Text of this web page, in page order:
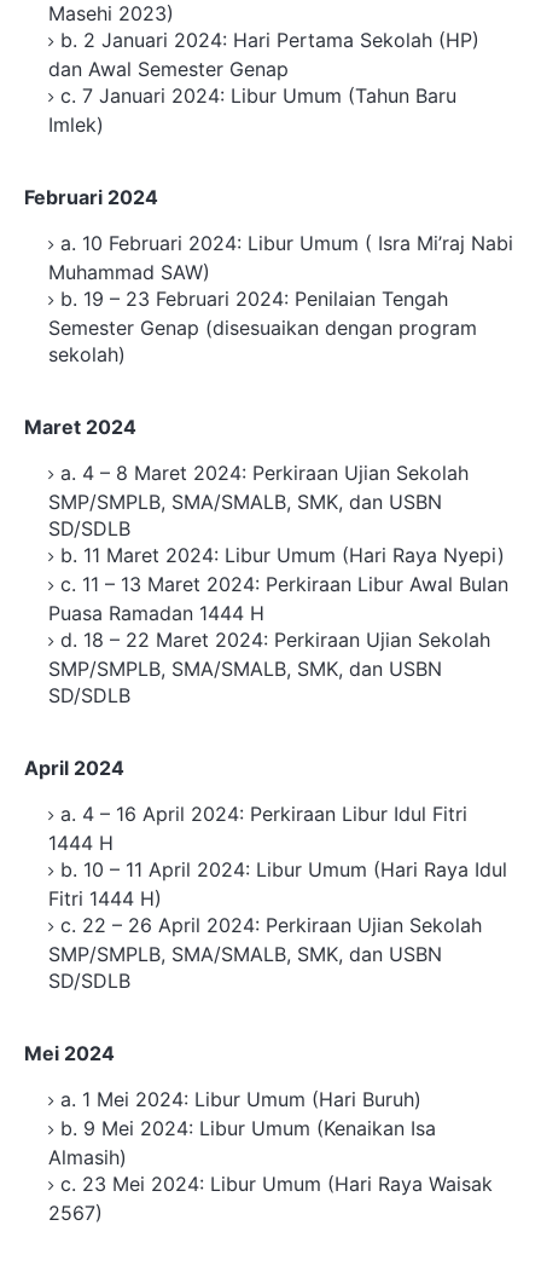
Masehi 2023)
b. 2 Januari 2024: Hari Pertama Sekolah (HP)
dan Awal Semester Genap
c. 7 Januari 2024: Libur Umum (Tahun Baru
Imlek)
Februari 2024
a. 10 Februari 2024: Libur Umum ( Isra Mi’raj Nabi
Muhammad SAW)
b. 19 – 23 Februari 2024: Penilaian Tengah
Semester Genap (disesuaikan dengan program
sekolah)
Maret 2024
a. 4 – 8 Maret 2024: Perkiraan Ujian Sekolah
SMP/SMPLB, SMA/SMALB, SMK, dan USBN
SD/SDLB
b. 11 Maret 2024: Libur Umum (Hari Raya Nyepi)
c. 11 – 13 Maret 2024: Perkiraan Libur Awal Bulan
Puasa Ramadan 1444 H
d. 18 – 22 Maret 2024: Perkiraan Ujian Sekolah
SMP/SMPLB, SMA/SMALB, SMK, dan USBN
SD/SDLB
April 2024
a. 4 – 16 April 2024: Perkiraan Libur Idul Fitri
1444 H
b. 10 – 11 April 2024: Libur Umum (Hari Raya Idul
Fitri 1444 H)
c. 22 – 26 April 2024: Perkiraan Ujian Sekolah
SMP/SMPLB, SMA/SMALB, SMK, dan USBN
SD/SDLB
Mei 2024
a. 1 Mei 2024: Libur Umum (Hari Buruh)
b. 9 Mei 2024: Libur Umum (Kenaikan Isa
Almasih)
c. 23 Mei 2024: Libur Umum (Hari Raya Waisak
2567)